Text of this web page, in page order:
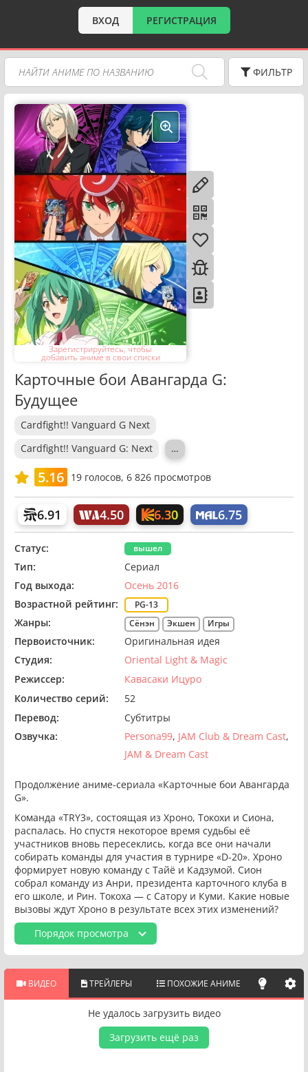
ВХОД РЕГИСТРАЦИЯ
ФИЛЬТР
Зарегистрируйтесь, чтобы
добавить аниме в свои списки
Карточные бои Авангарда G:
Будущее
Cardfight!! Vanguard G Next
Cardfight!! Vanguard G: Next
…
5.16 19голосов, 6 826 просмотров
6.91 4.50 6.30 6.75
Статус: вышел
Тип:
Сериал
Год выхода:
Осень 2016
Возрастной рейтинг:
PG-13
Жанры: Сёнэн Экшен Игры
Первоисточник:
Оригинальная идея
Студия:
Oriental Light & Magic
Режиссер:
Кавасаки Ицуро
Количество серий:
52
Перевод:
Субтитры
Озвучка:
Persona99 JAM Club & Dream Cast
JAM & Dream Cast
Продолжение аниме-сериала «Карточные бои Авангарда
G».
Команда «TRY3», состоящая из Хроно, Токохи и Сиона,
распалась. Но спустя некоторое время судьбы её
участников вновь пересеклись, когда все они начали
собирать команды для участия в турнире «D-20». Хроно
формирует новую команду с Тайё и Кадзумой. Сион
собрал команду из Анри, президента карточного клуба в
его школе, и Рин. Токоха — с Сатору и Куми. Какие новые
вызовы ждут Хроно в результате всех этих изменений?
Порядок просмотра
ВИДЕО ТРЕЙЛЕРЫ ПОХОЖИЕ АНИМЕ
Не удалось загрузить видео
Загрузить ещё раз